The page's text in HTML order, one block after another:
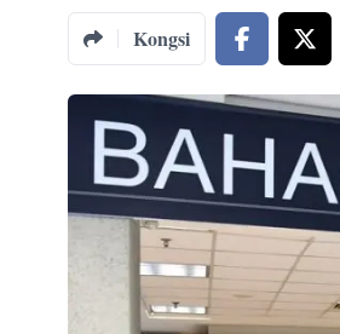
Kongsi